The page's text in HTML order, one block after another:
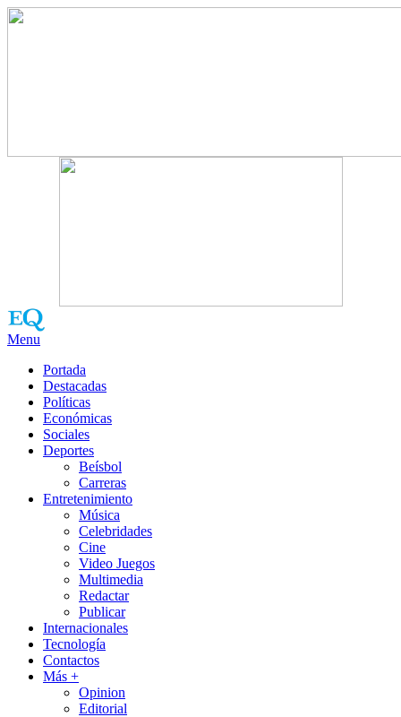
Menu
Portada
Destacadas
Políticas
Económicas
Sociales
Deportes
Beísbol
Carreras
Entretenimiento
Música
Celebridades
Cine
Video Juegos
Multimedia
Redactar
Publicar
Internacionales
Tecnología
Contactos
Más +
Opinion
Editorial